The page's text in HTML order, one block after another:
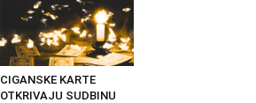
CIGANSKE KARTE
OTKRIVAJU SUDBINU